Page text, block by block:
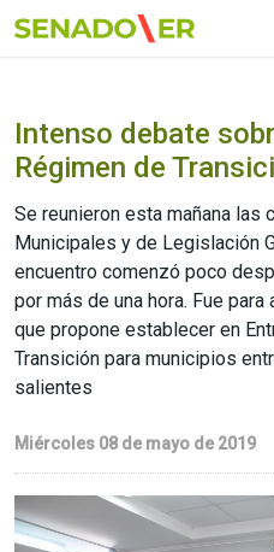
Ir al menú principal
Intenso debate
Régimen de
Se reunieron esta mañana las
Municipales y de Legislación
encuentro comenzó poco
por más de una hora. Fue
que propone establecer en
Transición para municipios
salientes
Miércoles 08 de mayo de 2019